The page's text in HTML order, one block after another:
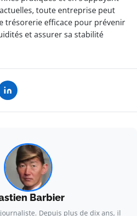
toute entreprise peut
trésorerie efficace pour prévenir
et assurer sa stabilité
Barbier
Depuis plus de dix ans, il